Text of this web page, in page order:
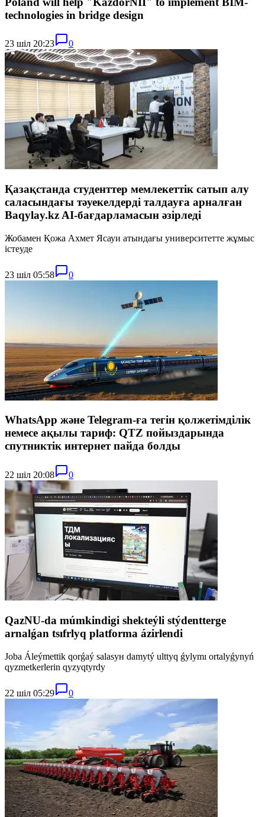
technologies in bridge design
23 шіл 20:23 0
Қазақстанда студенттер мемлекеттік сатып алу
саласындағы тәуекелдерді талдауға арналған
Baqylay.kz AI-бағдарламасын әзірледі
Жобамен Қожа Ахмет Ясауи атындағы университетте жұмыс
істеуде
23 шіл 05:58 0
WhatsApp және Telegram-ға тегін қолжетімділік
немесе ақылы тариф: QTZ пойыздарында
спутниктік интернет пайда болды
22 шіл 20:08 0
QazNU-da múmkindigi shekteýli stýdentterge
arnalǵan tsıfrlyq platforma ázirlendi
Joba Áleýmettik qorǵaý salasyн damytý ulttyq ǵylymı ortalyǵynyń
qyzmetkerlerin qyzyqtyrdy
22 шіл 05:29 0